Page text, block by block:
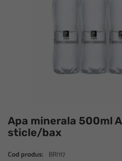
Apa minerala 500ml
sticle/bax
Cod produs: BRI117